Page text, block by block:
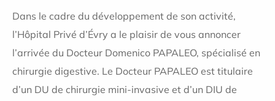
Dans le cadre du développement de son activité,
l’Hôpital Privé d’Évry a le plaisir de vous annoncer
l’arrivée du Docteur Domenico PAPALEO, spécialisé en
chirurgie digestive. Le Docteur PAPALEO est titulaire
d’un DU de chirurgie mini-invasive et d’un DIU de